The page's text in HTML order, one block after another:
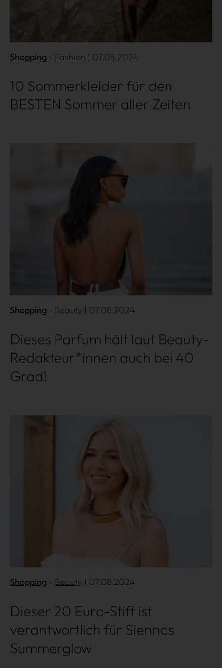
Über uns Kooperationen
Datenschutz Impressum
Shopping Fashion | 07.08.2024
10 Sommerkleider für den
BESTEN Sommer aller Zeiten
Shopping Beauty | 07.08.2024
Dieses Parfum hält laut Beauty-
Redakteur*innen auch bei 40
Grad!
Shopping Beauty | 07.08.2024
Dieser 20 Euro-Stift ist
verantwortlich für Siennas
Summerglow